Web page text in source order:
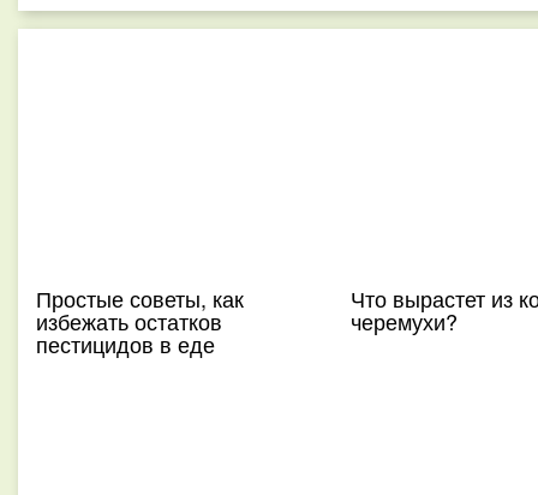
Простые советы, как
избежать остатков
пестицидов в еде
Что вырастет из
черемухи?